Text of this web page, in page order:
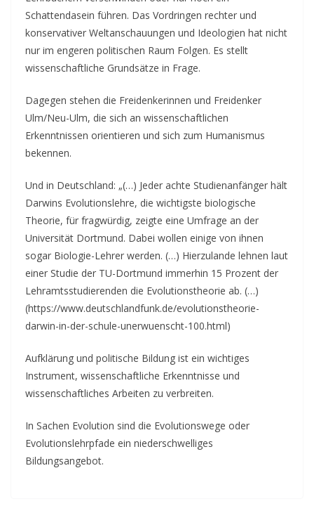
Schattendasein führen. Das Vordringen rechter und
konservativer Weltanschauungen und Ideologien hat nicht
nur im engeren politischen Raum Folgen. Es stellt
wissenschaftliche Grundsätze in Frage.
Dagegen stehen die Freidenkerinnen und Freidenker
Ulm/Neu-Ulm, die sich an wissenschaftlichen
Erkenntnissen orientieren und sich zum Humanismus
bekennen.
Und in Deutschland: „(…) Jeder achte Studienanfänger hält
Darwins Evolutionslehre, die wichtigste biologische
Theorie, für fragwürdig, zeigte eine Umfrage an der
Universität Dortmund. Dabei wollen einige von ihnen
sogar Biologie-Lehrer werden. (…) Hierzulande lehnen laut
einer Studie der TU-Dortmund immerhin 15 Prozent der
Lehramtsstudierenden die Evolutionstheorie ab. (…)
(https://www.deutschlandfunk.de/evolutionstheorie-
darwin-in-der-schule-unerwuenscht-100.html)
Aufklärung und politische Bildung ist ein wichtiges
Instrument, wissenschaftliche Erkenntnisse und
wissenschaftliches Arbeiten zu verbreiten.
In Sachen Evolution sind die Evolutionswege oder
Evolutionslehrpfade ein niederschwelliges
Bildungsangebot.